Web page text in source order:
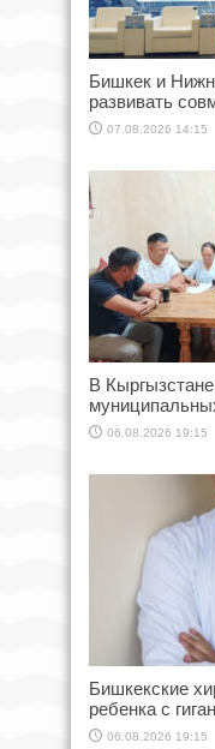
Бишкек и
развивать
07.08.2026 14:15
В
06.08.2026 19:15
Бишкекские
ребенка с
06.08.2026 19:15